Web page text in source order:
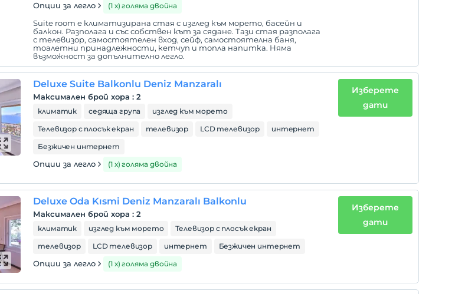
Опции за легло (1 х) голяма двойна
Suite room е климатизирана стая с изглед към морето, басейн и
балкон. Разполага и със собствен кът за сядане. Тази стая разполага
с телевизор, самостоятелен вход, сейф, самостоятелна баня,
тоалетни принадлежности, кетчуп и топла напитка. Няма
възможност за допълнително легло.
Deluxe Suite Balkonlu Deniz Manzaralı
Максимален брой хора :2
климатик седяща група
изглед към морето
Телевизор с плосък екран
телевизор LCD телевизор
интернет
Безжичен интернет
Опции за легло (1 х) голяма двойна
Изберете
дати
Deluxe Oda Kısmi Deniz Manzaralı Balkonlu
Максимален брой хора :2
климатик изглед към морето
Телевизор с плосък екран
телевизор
LCD телевизор интернет Безжичен интернет
Опции за легло (1 х) голяма двойна
Изберете
дати